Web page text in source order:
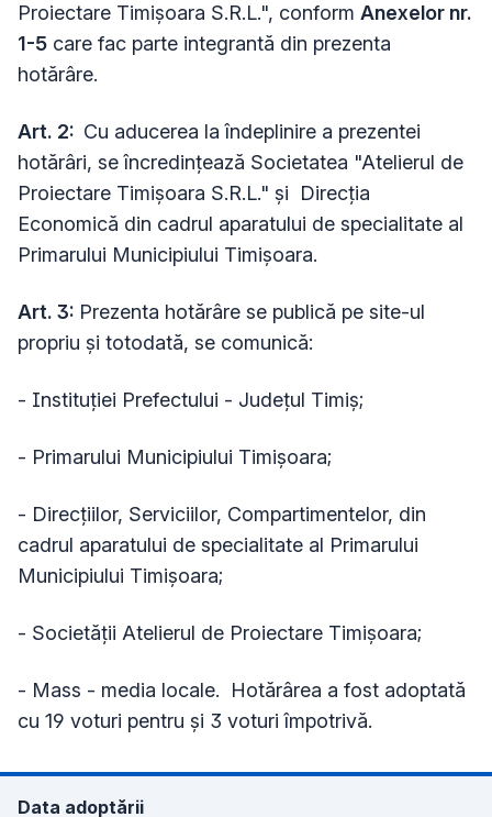
Proiectare Timișoara S.R.L.", conform Anexelor nr.
1-5 care fac parte integrantă din prezenta
hotărâre.
Art. 2: Cu aducerea la îndeplinire a prezentei
hotărâri, se încredinţează Societatea "Atelierul de
Proiectare Timișoara S.R.L." și Direcția
Economică din cadrul aparatului de specialitate al
Primarului Municipiului Timişoara.
Art. 3: Prezenta hotărâre se publică pe site-ul
propriu şi totodată, se comunică:
- Instituției Prefectului - Județul Timiș;
- Primarului Municipiului Timișoara;
- Direcțiilor, Serviciilor, Compartimentelor, din
cadrul aparatului de specialitate al Primarului
Municipiului Timișoara;
- Societății Atelierul de Proiectare Timișoara;
- Mass - media locale. Hotărârea a fost adoptată
cu 19 voturi pentru și 3 voturi împotrivă.
Data adoptării